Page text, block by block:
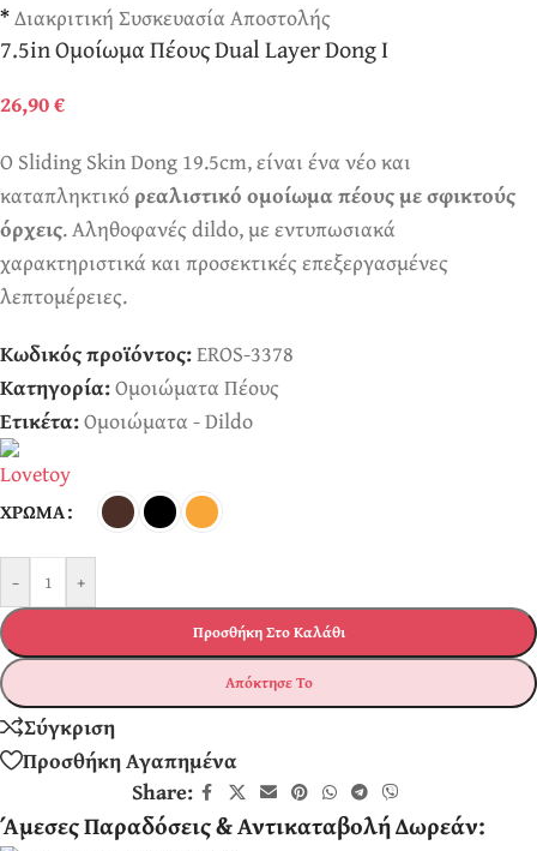
*Διακριτική Συσκευασία Αποστολής
7.5in Ομοίωμα Πέους Dual Layer Dong I
26,90€
Ο Sliding Skin Dong 19.5cm, είναι ένα νέο και
καταπληκτικόρεαλιστικό ομοίωμα πέους με σφικτούς
όρχεις. Αληθοφανές dildo, με εντυπωσιακά
χαρακτηριστικά και προσεκτικές επεξεργασμένες
λεπτομέρειες.
Κωδικός προϊόντος:EROS-3378
Κατηγορία:Ομοιώματα Πέους
Ετικέτα:Ομοιώματα - Dildo
ΧΡΏΜΑ
- +
Προσθήκη Στο Καλάθι
Απόκτησε Το
Σύγκριση
Προσθήκη Αγαπημένα
Share:
Άμεσες Παραδόσεις & Αντικαταβολή Δωρεάν: